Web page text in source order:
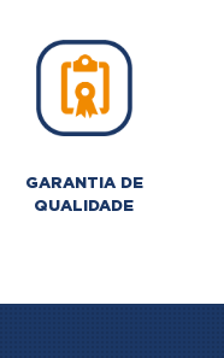
GARANTIA DE
QUALIDADE